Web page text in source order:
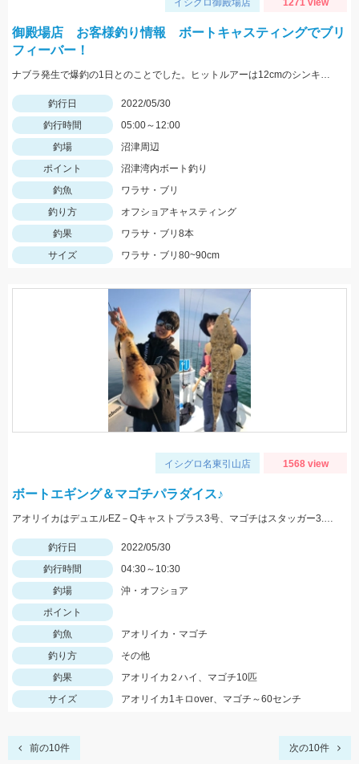
イシグロ御殿場店 1271 view
御殿場店 お客様釣り情報 ボートキャスティングでブリ
フィーバー！
ナブラ発生で爆釣の1日とのことでした。ヒットルアーは12cmのシンキングペンシル。 90㎝クラスの大型ブリ。おめでとうございます！
釣行日
2022/05/30
釣行時間
05:00～12:00
釣場
沼津周辺
ポイント
沼津湾内ボート釣り
釣魚
ワラサ・ブリ
釣り方
オフショアキャスティング
釣果
ワラサ・ブリ8本
サイズ
ワラサ・ブリ80~90cm
イシグロ名東引山店 1568 view
ボートエギング＆マゴチパラダイス♪
アオリイカはデュエルEZ－Qキャストプラス3号、マゴチはスタッガー3.5インチやカバークローグランデにヒット！
釣行日
2022/05/30
釣行時間
04:30～10:30
釣場
沖・オフショア
ポイント
釣魚
アオリイカ・マゴチ
釣り方
その他
釣果
アオリイカ２ハイ、マゴチ10匹
サイズ
アオリイカ1キロover、マゴチ～60センチ
前の10件 次の10件